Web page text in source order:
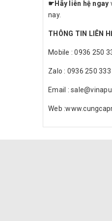
☛ Hãy liên hệ ngay
nay.
THÔNG TIN LIÊN
Mobile : 0936 250
Zalo : 0936 250 333
Email :
Web